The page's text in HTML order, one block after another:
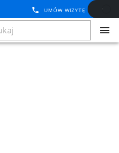
UMÓW WIZYTĘ